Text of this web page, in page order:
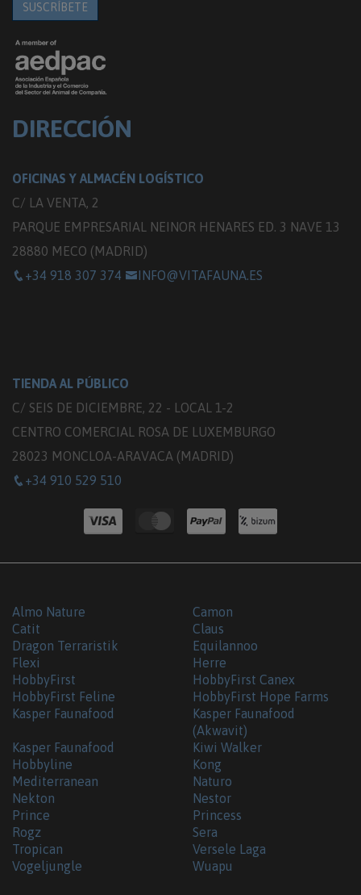
SUSCRÍBETE
DIRECCIÓN
OFICINAS Y ALMACÉN LOGÍSTICO
C/ LA VENTA, 2
PARQUE EMPRESARIAL NEINOR HENARES ED. 3 NAVE 13
28880 MECO (MADRID)
+34 918 307 374
INFO@VITAFAUNA.ES
TIENDA AL PÚBLICO
C/ SEIS DE DICIEMBRE, 22 - LOCAL 1-2
CENTRO COMERCIAL ROSA DE LUXEMBURGO
28023 MONCLOA-ARAVACA (MADRID)
+34 910 529 510
Almo Nature
Camon
Catit
Claus
Dragon Terraristik
Equilannoo
Flexi
Herre
HobbyFirst
HobbyFirst Canex
HobbyFirst Feline
HobbyFirst Hope Farms
Kasper Faunafood
Kasper Faunafood
(Akwavit)
Kasper Faunafood
Hobbyline
Kiwi Walker
Kong
Mediterranean
Naturo
Nekton
Nestor
Prince
Princess
Rogz
Sera
Tropican
Versele Laga
Vogeljungle
Wuapu